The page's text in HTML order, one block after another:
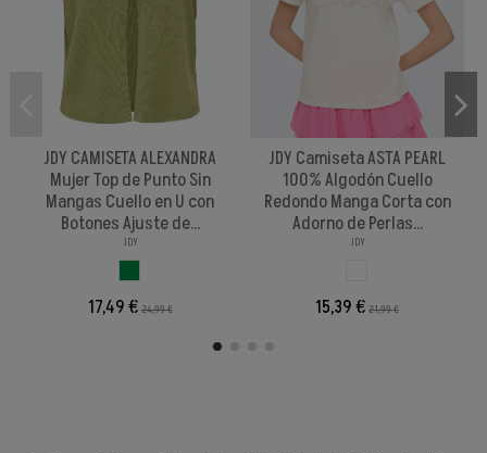
JDY CAMISETA ALEXANDRA
Mujer Top de Punto Sin
Mangas Cuello en U con
Botones Ajuste de...
JDY
17,49 €24,99 €
JDY Camiseta ASTA PEARL
100% Algodón Cuello
Redondo Manga Corta con
Adorno de Perlas...
JDY
15,39 € 21,99 €